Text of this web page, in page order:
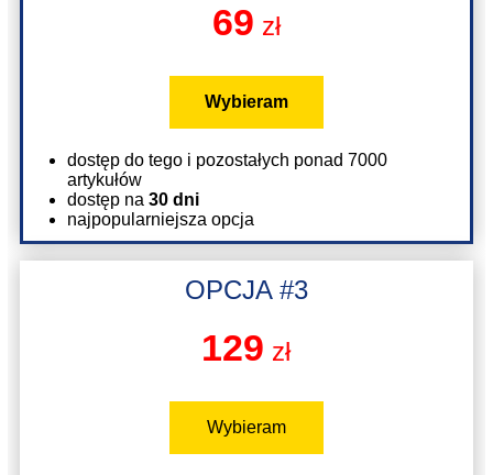
69 zł
Wybieram
dostęp do tego i pozostałych ponad 7000
artykułów
dostęp na 30 dni
najpopularniejsza opcja
OPCJA #3
129 zł
Wybieram